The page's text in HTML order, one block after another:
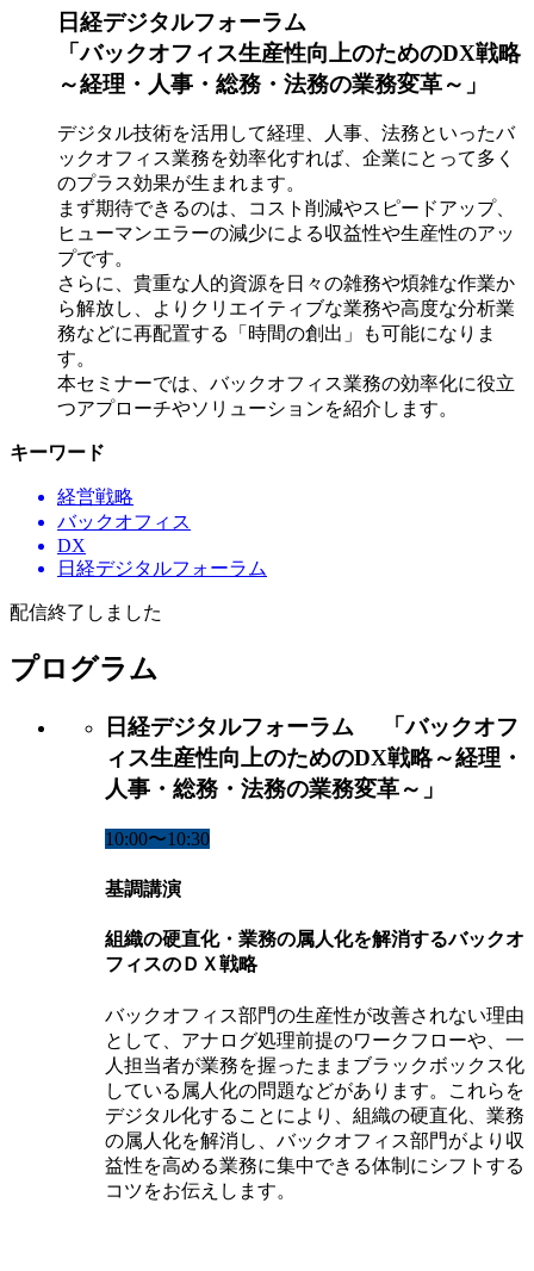
日経デジタルフォーラム
「バックオフィス生産性向上のためのDX戦略
～経理・人事・総務・法務の業務変革～」
デジタル技術を活用して経理、人事、法務といったバ
ックオフィス業務を効率化すれば、企業にとって多く
のプラス効果が生まれます。
まず期待できるのは、コスト削減やスピードアップ、
ヒューマンエラーの減少による収益性や生産性のアッ
プです。
さらに、貴重な人的資源を日々の雑務や煩雑な作業か
ら解放し、よりクリエイティブな業務や高度な分析業
務などに再配置する「時間の創出」も可能になりま
す。
本セミナーでは、バックオフィス業務の効率化に役立
つアプローチやソリューションを紹介します。
キーワード
経営戦略
バックオフィス
DX
日経デジタルフォーラム
配信終了しました
プログラム
日経デジタルフォーラム 「バックオフ
ィス生産性向上のためのDX戦略～経理・
人事・総務・法務の業務変革～」
10:00〜10:30
基調講演
組織の硬直化・業務の属人化を解消するバックオ
フィスのＤＸ戦略
バックオフィス部門の生産性が改善されない理由
として、アナログ処理前提のワークフローや、一
人担当者が業務を握ったままブラックボックス化
している属人化の問題などがあります。これらを
デジタル化することにより、組織の硬直化、業務
の属人化を解消し、バックオフィス部門がより収
益性を高める業務に集中できる体制にシフトする
コツをお伝えします。